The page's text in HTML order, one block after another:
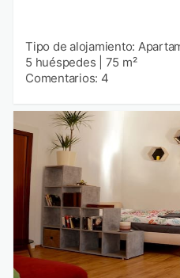
Tipo de alojamiento:
5 huéspedes
75 m²
Comentarios: 4